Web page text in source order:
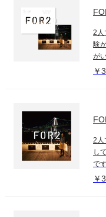
2人
験
が
￥
2人
し
です
￥